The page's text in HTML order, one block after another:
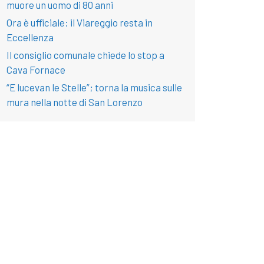
muore un uomo di 80 anni
Ora è ufficiale: il Viareggio resta in
Eccellenza
Il consiglio comunale chiede lo stop a
Cava Fornace
“E lucevan le Stelle”; torna la musica sulle
mura nella notte di San Lorenzo